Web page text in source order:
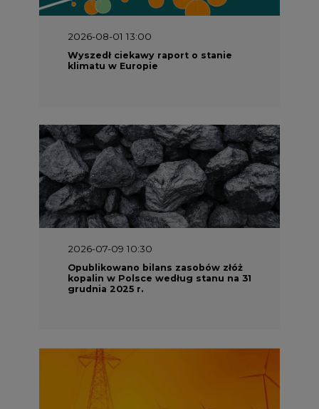
2026-08-01 13:00
Wyszedł ciekawy raport o stanie
klimatu w Europie
2026-07-09 10:30
Opublikowano bilans zasobów złóż
kopalin w Polsce według stanu na 31
grudnia 2025 r.